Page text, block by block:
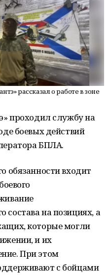
рассказал о работе в зоне
проходил службу на
боевых действий
БПЛА.
обязанности входит
состава на позициях, а
которые могли
и их
При этом
с бойцами